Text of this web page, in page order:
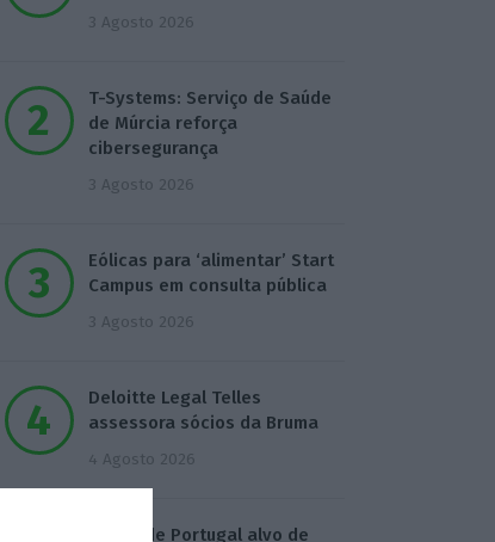
3 Agosto 2026
T-Systems: Serviço de Saúde
de Múrcia reforça
cibersegurança
3 Agosto 2026
Eólicas para ‘alimentar’ Start
Campus em consulta pública
3 Agosto 2026
Deloitte Legal Telles
assessora sócios da Bruma
4 Agosto 2026
Águas de Portugal alvo de